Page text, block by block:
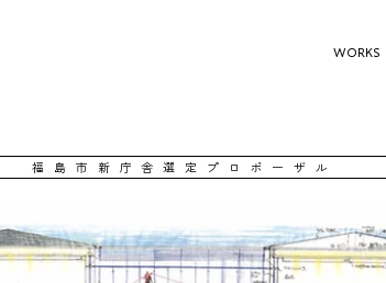
WORKS
福島市新庁舎選定プロポーザル